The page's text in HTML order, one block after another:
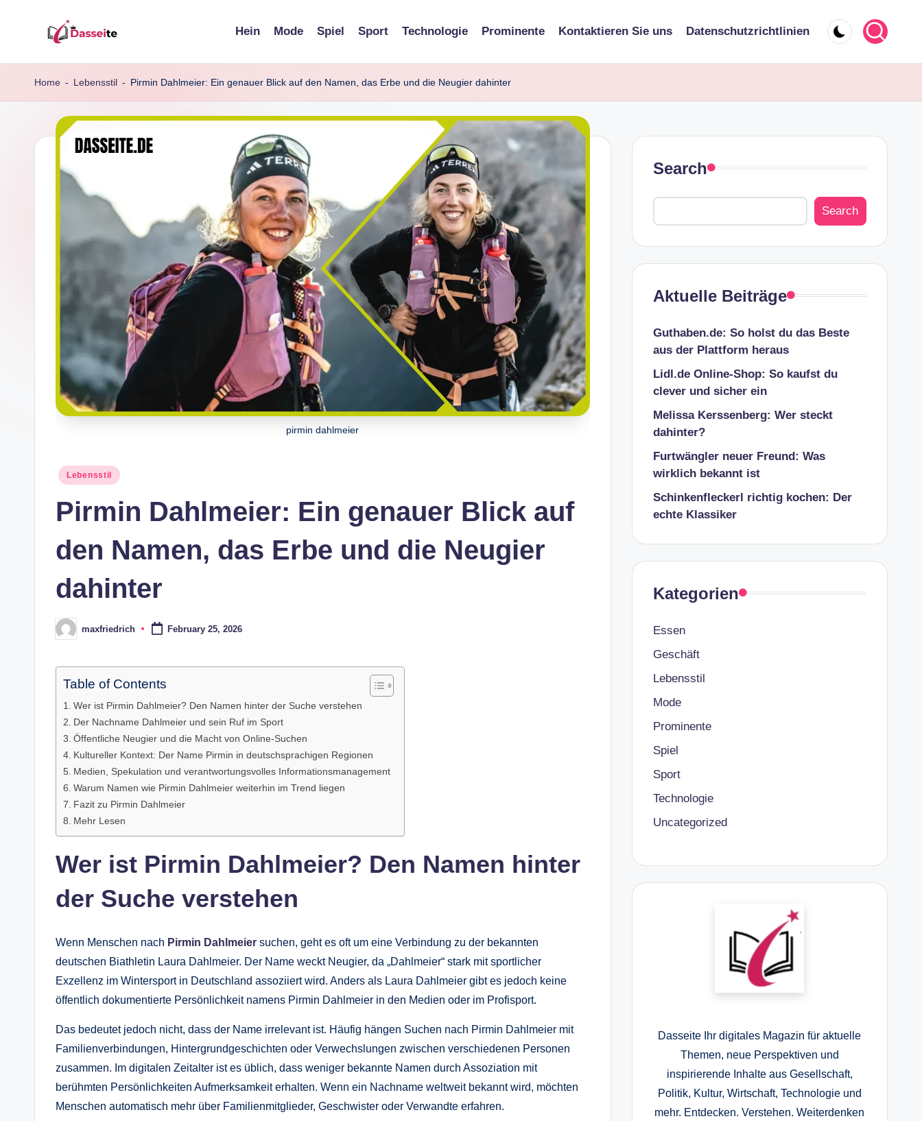
content
d
a
s
Hein Mode Spiel Sport Technologie Prominente Kontaktieren Sie uns Datenschutzrichtlinien
Home - Lebensstil - Pirmin Dahlmeier: Ein genauer Blick auf den Namen, das Erbe und die Neugier dahinter
pirmin dahlmeier
Posted
Lebensstil
Pirmin Dahlmeier: Ein genauer Blick auf
den Namen, das Erbe und die Neugier
dahinter
Postedmaxfriedrich February 25, 2026
Table of Contents
Wer ist Pirmin Dahlmeier? Den Namen hinter der Suche verstehen
Der Nachname Dahlmeier und sein Ruf im Sport
Öffentliche Neugier und die Macht von Online-Suchen
Kultureller Kontext: Der Name Pirmin in deutschsprachigen Regionen
Medien, Spekulation und verantwortungsvolles Informationsmanagement
Warum Namen wie Pirmin Dahlmeier weiterhin im Trend liegen
Fazit zu Pirmin Dahlmeier
Mehr Lesen
Wer ist Pirmin Dahlmeier? Den Namen hinter
der Suche verstehen
Wenn Menschen nach Pirmin Dahlmeier suchen, geht es oft um eine Verbindung zu der bekannten
deutschen Biathletin Laura Dahlmeier. Der Name weckt Neugier, da „Dahlmeier“ stark mit sportlicher
Exzellenz im Wintersport in Deutschland assoziiert wird. Anders als Laura Dahlmeier gibt es jedoch keine
öffentlich dokumentierte Persönlichkeit namens Pirmin Dahlmeier in den Medien oder im Profisport.
Das bedeutet jedoch nicht, dass der Name irrelevant ist. Häufig hängen Suchen nach Pirmin Dahlmeier mit
Familienverbindungen, Hintergrundgeschichten oder Verwechslungen zwischen verschiedenen Personen
zusammen. Im digitalen Zeitalter ist es üblich, dass weniger bekannte Namen durch Assoziation mit
berühmten Persönlichkeiten Aufmerksamkeit erhalten. Wenn ein Nachname weltweit bekannt wird, möchten
Menschen automatisch mehr über Familienmitglieder, Geschwister oder Verwandte erfahren.
Search
Search
Aktuelle Beiträge
Guthaben.de: So holst du das Beste
aus der Plattform heraus
Lidl.de Online-Shop: So kaufst du
clever und sicher ein
Melissa Kerssenberg: Wer steckt
dahinter?
Furtwängler neuer Freund: Was
wirklich bekannt ist
Schinkenfleckerl richtig kochen: Der
echte Klassiker
Kategorien
Essen
Geschäft
Lebensstil
Mode
Prominente
Spiel
Sport
Technologie
Uncategorized
Dasseite Ihr digitales Magazin für aktuelle
Themen, neue Perspektiven und
inspirierende Inhalte aus Gesellschaft,
Politik, Kultur, Wirtschaft, Technologie und
mehr. Entdecken. Verstehen. Weiterdenken